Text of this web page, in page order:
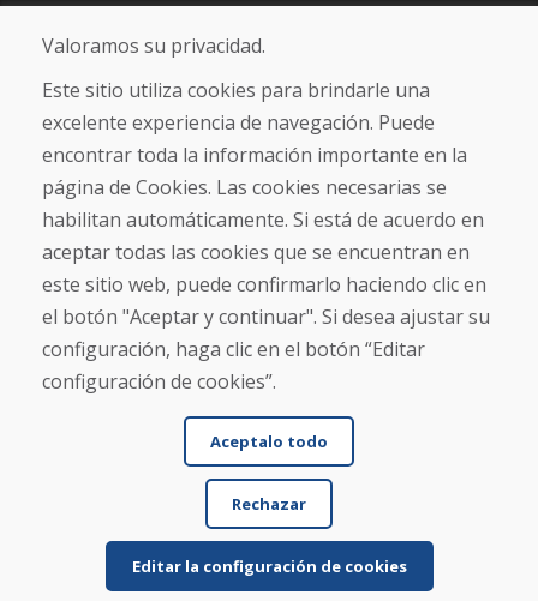
Blog
Sobre nosotros
Comercio
Contacto
Compra
Tienda electrónica
Envío y pago
NORMAS DE RECLAMACIÓN
Devolución y cambio de mercancías
Política de privacidad
Cookies
© DOMIVOSPORT 2026, reservados todos los derechos
Valoramos su privacidad.
Este sitio utiliza cookies para brindarle una
excelente experiencia de navegación. Puede
encontrar toda la información importante en la
página de Cookies. Las cookies necesarias se
habilitan automáticamente. Si está de acuerdo en
aceptar todas las cookies que se encuentran en
este sitio web, puede confirmarlo haciendo clic en
el botón "Aceptar y continuar". Si desea ajustar su
configuración, haga clic en el botón “Editar
configuración de cookies”.
Aceptalo todo
Rechazar
Editar la configuración de cookies